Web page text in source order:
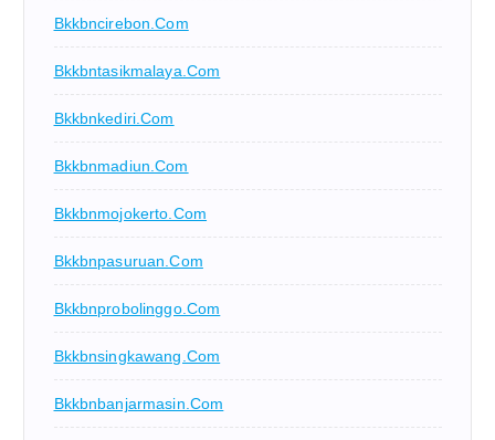
Bkkbncirebon.com
Bkkbntasikmalaya.com
Bkkbnkediri.com
Bkkbnmadiun.com
Bkkbnmojokerto.com
Bkkbnpasuruan.com
Bkkbnprobolinggo.com
Bkkbnsingkawang.com
Bkkbnbanjarmasin.com